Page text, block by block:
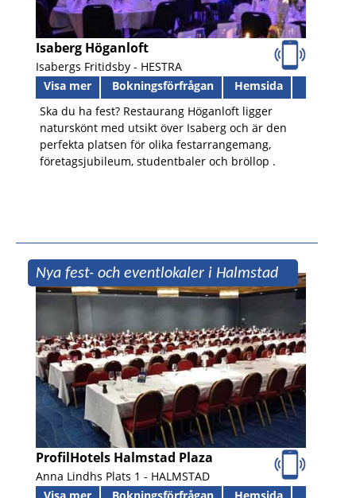
Isaberg Höganloft
Isabergs Fritidsby - HESTRA
Visa mer
Bokningsförfrågan
Hemsida
Ska du ha fest? Restaurang Höganloft ligger
naturskönt med utsikt över Isaberg och är den
perfekta platsen för olika festarrangemang,
företagsjubileum, studentbaler och bröllop .
Nya fest- och eventlokaler i Halmstad
ProfilHotels Halmstad Plaza
Anna Lindhs Plats 1 - HALMSTAD